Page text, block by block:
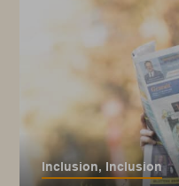
Inclusion, Inclusion